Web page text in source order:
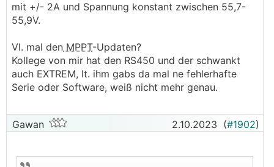
mit +/- 2A und Spannung konstant zwischen 55,7-
55,9V.
Vl. mal den MPPT-Updaten?
Kollege von mir hat den RS450 und der schwankt
auch EXTREM, lt. ihm gabs da mal ne fehlerhafte
Serie oder Software, weiß nicht mehr genau.
Gawan 2.10.2023 (#1902)